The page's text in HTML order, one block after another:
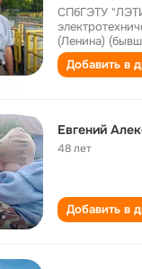
СПбГЭТУ
(Ленина)
Добавить в
Евгений
48 лет
Добавить в